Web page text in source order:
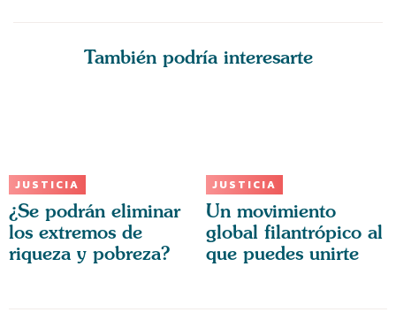
También podría interesarte
JUSTICIA
¿Se podrán eliminar
los extremos de
riqueza y pobreza?
JUSTICIA
Un movimiento
global filantrópico al
que puedes unirte